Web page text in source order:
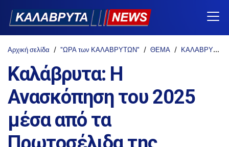
Αρχική σελίδα "ΩΡΑ των ΚΑΛΑΒΡΥΤΩΝ" ΘΕΜΑ ΚΑΛΑΒΡΥΤΑ
Καλάβρυτα: Η
Ανασκόπηση του 2025
μέσα από τα